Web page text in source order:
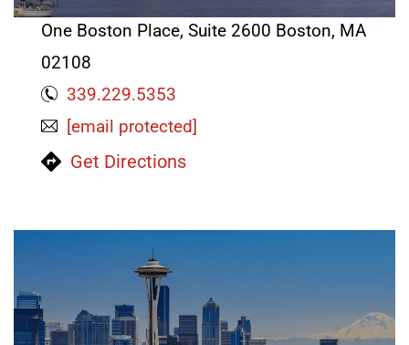
One Boston Place, Suite 2600 Boston, MA
02108
339.229.5353
[email protected]
Get Directions